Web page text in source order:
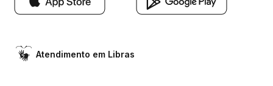
Atendimento em Libras